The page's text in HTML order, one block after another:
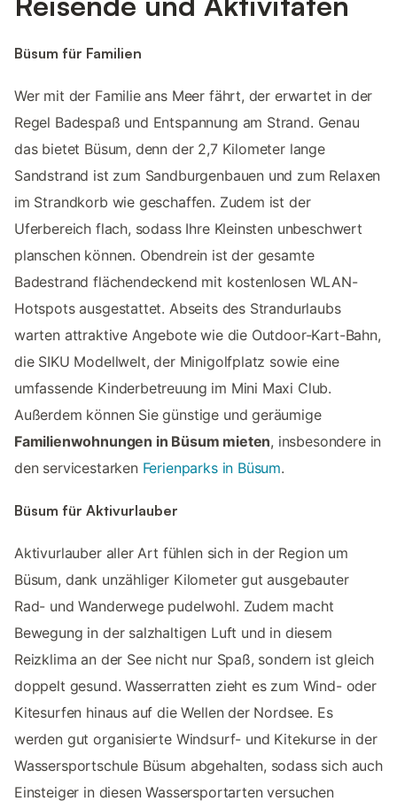
Büsum für Familien
Wer mit der Familie ans Meer fährt, der erwartet in der
Regel Badespaß und Entspannung am Strand. Genau
das bietet Büsum, denn der 2,7 Kilometer lange
Sandstrand ist zum Sandburgenbauen und zum Relaxen
im Strandkorb wie geschaffen. Zudem ist der
Uferbereich flach, sodass Ihre Kleinsten unbeschwert
planschen können. Obendrein ist der gesamte
Badestrand flächendeckend mit kostenlosen WLAN-
Hotspots ausgestattet. Abseits des Strandurlaubs
warten attraktive Angebote wie die Outdoor-Kart-Bahn,
die SIKU Modellwelt, der Minigolfplatz sowie eine
umfassende Kinderbetreuung im Mini Maxi Club.
Außerdem können Sie günstige und geräumige
Familienwohnungen in Büsum mieten, insbesondere in
den servicestarken Ferienparks in Büsum.
Büsum für Aktivurlauber
Aktivurlauber aller Art fühlen sich in der Region um
Büsum, dank unzähliger Kilometer gut ausgebauter
Rad- und Wanderwege pudelwohl. Zudem macht
Bewegung in der salzhaltigen Luft und in diesem
Reizklima an der See nicht nur Spaß, sondern ist gleich
doppelt gesund. Wasserratten zieht es zum Wind- oder
Kitesurfen hinaus auf die Wellen der Nordsee. Es
werden gut organisierte Windsurf- und Kitekurse in der
Wassersportschule Büsum abgehalten, sodass sich auch
Einsteiger in diesen Wassersportarten versuchen